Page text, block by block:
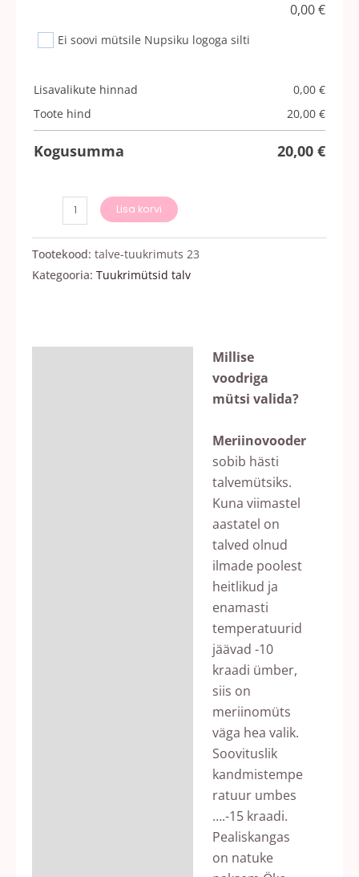
0,00€
Ei soovi mütsile Nupsiku logoga silti
Lisavalikute hinnad 0,00 €
Toote hind
20,00 €
Kogusumma 20,00 €
Lisa korvi
Tootekood: talve-tuukrimuts 23
Kategooria: Tuukrimütsid talv
Millise
voodriga
mütsi valida?
Meriinovooder
sobib hästi
talvemütsiks.
Kuna viimastel
aastatel on
talved olnud
ilmade poolest
heitlikud ja
enamasti
temperatuurid
jäävad -10
kraadi ümber,
siis on
meriinomüts
väga hea valik.
Soovituslik
kandmistempe
ratuur umbes
….-15 kraadi.
Pealiskangas
on natuke